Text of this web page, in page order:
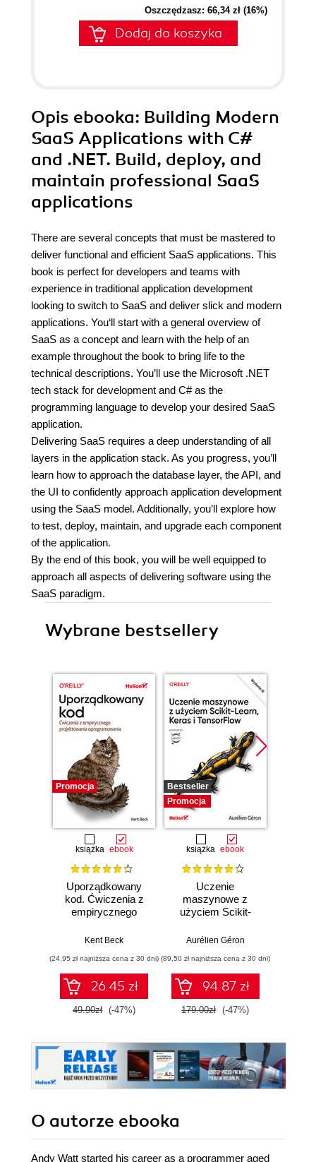
Oszczędzasz: 66,34 zł (16%)
Dodaj do koszyka
Opis ebooka: Building Modern
SaaS Applications with C#
and .NET. Build, deploy, and
maintain professional SaaS
applications
There are several concepts that must be mastered to
deliver functional and efficient SaaS applications. This
book is perfect for developers and teams with
experience in traditional application development
looking to switch to SaaS and deliver slick and modern
applications. You‘ll start with a general overview of
SaaS as a concept and learn with the help of an
example throughout the book to bring life to the
technical descriptions. You’ll use the Microsoft .NET
tech stack for development and C# as the
programming language to develop your desired SaaS
application.
Delivering SaaS requires a deep understanding of all
layers in the application stack. As you progress, you’ll
learn how to approach the database layer, the API, and
the UI to confidently approach application development
using the SaaS model. Additionally, you’ll explore how
to test, deploy, maintain, and upgrade each component
of the application.
By the end of this book, you will be well equipped to
approach all aspects of delivering software using the
SaaS paradigm.
Wybrane bestsellery
Promocja
książka ebook
Uporządkowany
kod. Ćwiczenia z
empirycznego
oprogramowania
Kent Beck
(24,95 zł najniższa cena z 30 dni)
26.45 zł
49.90zł (-47%)
Bestseller
Promocja
książka ebook
Uczenie
maszynowe z
użyciem Scikit-
TensorFlow.
Aurélien Géron
(89,50 zł najniższa cena z 30 dni)
94.87 zł
179.00zł (-47%)
O autorze ebooka
Andy Watt started his career as a programmer aged